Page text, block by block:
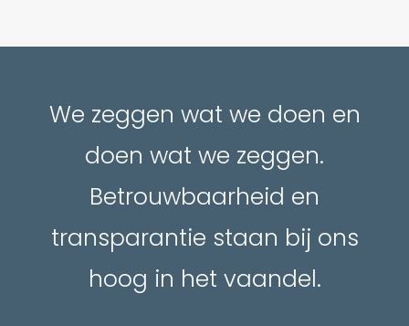
We zeggen wat we doen en
doen wat we zeggen.
Betrouwbaarheid en
transparantie staan bij ons
hoog in het vaandel.